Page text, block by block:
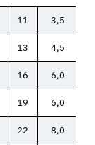
11 3,5
13 4,5
16 6,0
19 6,0
22 8,0